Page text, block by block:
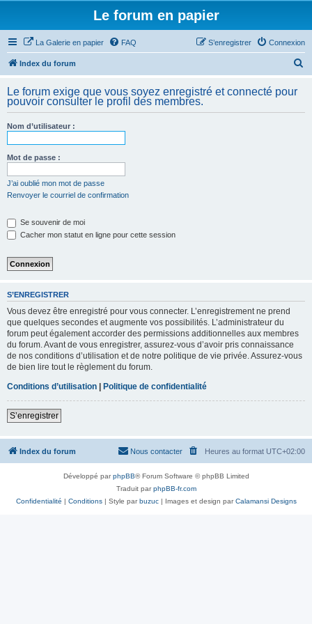
Le forum en papier
La Galerie en papier FAQ Connexion
S’enregistrer
Index du forum
h
Le forum exige que vous soyez enregistré et connecté pour
pouvoir consulter le profil des membres.
Nom d’utilisateur :
Mot de passe :
J’ai oublié mon mot de passe
Renvoyer le courriel de confirmation
Se souvenir de moi
Cacher mon statut en ligne pour cette session
S’ENREGISTRER
Vous devez être enregistré pour vous connecter. L’enregistrement ne prend
que quelques secondes et augmente vos possibilités. L’administrateur du
forum peut également accorder des permissions additionnelles aux membres
du forum. Avant de vous enregistrer, assurez-vous d’avoir pris connaissance
de nos conditions d’utilisation et de notre politique de vie privée. Assurez-vous
de bien lire tout le règlement du forum.
Conditions d’utilisation | Politique de confidentialité
S’enregistrer
Index du forum Heures au format UTC+02:00
Nous contacter
Développé parphpBB® Forum Software © phpBB Limited
Traduit parphpBB-fr.com
Confidentialité | Conditions| Style parbuzuc| Images et design parCalamansi Designs